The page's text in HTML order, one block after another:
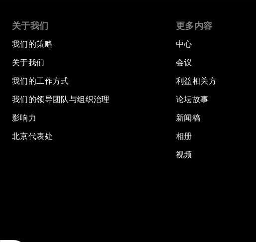
关于我们
我们的策略
关于我们
我们的工作方式
我们的领导团队与组织治理
影响力
北京代表处
更多内容
中心
会议
利益相关方
论坛故事
新闻稿
相册
视频